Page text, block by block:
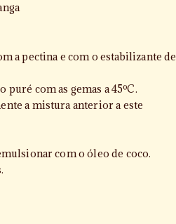
a pectina e com o estabilizante de
puré com as gemas a 45ºC.
a mistura anterior a este
com o óleo de coco.